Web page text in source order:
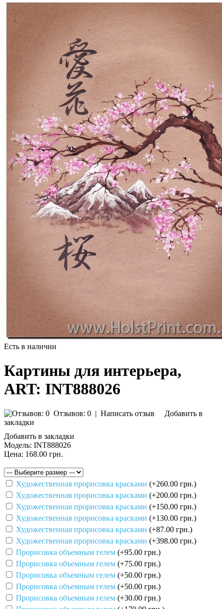
Есть в наличии
Картины для интерьера,
ART: INT888026
Отзывов: 0 | Написать отзыв
Добавить в
закладки
Добавить в закладки
Модель: INT888026
Цена: 168.00 грн.
Художественная прорисовка красками (+260.00 грн.)
Художественная прорисовка красками (+200.00 грн.)
Художественная прорисовка красками (+150.00 грн.)
Художественная прорисовка красками (+130.00 грн.)
Художественная прорисовка красками (+87.00 грн.)
Художественная прорисовка красками (+398.00 грн.)
Прорисовка объемным гелем (+95.00 грн.)
Прорисовка объемным гелем (+75.00 грн.)
Прорисовка объемным гелем (+50.00 грн.)
Прорисовка объемным гелем (+50.00 грн.)
Прорисовка объемным гелем (+30.00 грн.)